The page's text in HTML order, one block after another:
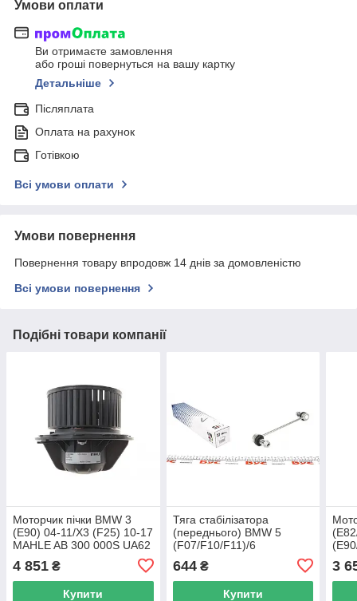
Умови оплати
Ви отримаєте замовлення
або гроші повернуться на вашу картку
Детальніше
Післяплата
Оплата на рахунок
Готівкою
Всі умови оплати
Умови повернення
Повернення товару впродовж 14 днів за домовленістю
Всі умови повернення
Подібні товари компанії
Моторчик пічки BMW 3
(E90) 04-11/X3 (F25) 10-17
MAHLE AB 300 000S UA62
4 851 ₴
Купити
Тяга стабілізатора
(переднього) BMW 5
(F07/F10/F11)/6
(F06/F13)/7 (F01-F04) 08-
18 (L=298.5mm) 97-99515
UA62
644₴
Купити
1.6-
3